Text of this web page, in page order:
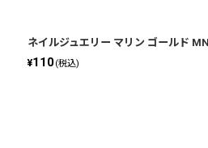
ネイルジュエリー マリン ゴールド
¥110(税込)